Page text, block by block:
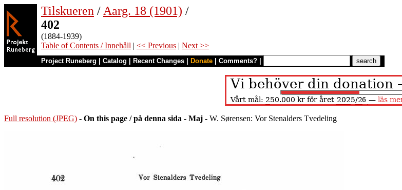
Tilskueren / Aarg. 18 (1901) /
402
(1884-1939)
Table of Contents / Innehåll | << Previous | Next >>
Project Runeberg Catalog Recent Changes Donate Comments?
Full resolution (JPEG) - On this page / på denna sida - Maj - W. Sørensen: Vor Stenalders Tvedeling